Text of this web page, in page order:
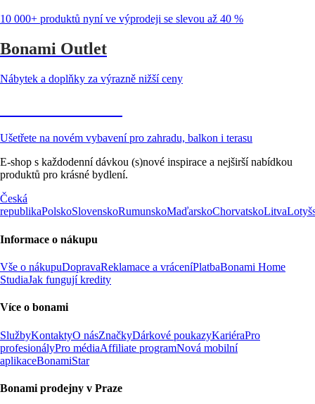
10 000+ produktů nyní ve výprodeji se slevou až 40 %
Bonami Outlet
Nábytek a doplňky za výrazně nižší ceny
Ušetřete na novém vybavení pro zahradu, balkon i terasu
E-shop s každodenní dávkou (s)nové inspirace a nejširší nabídkou
produktů pro krásné bydlení.
Česká
republikaPolskoSlovenskoRumunskoMaďarskoChorvatskoLitva
Informace o nákupu
Vše o nákupuDopravaReklamace a vráceníPlatbaBonami Home
StudiaJak fungují kredity
Více o bonami
SlužbyKontaktyO násZnačkyDárkové poukazyKariéraPro
profesionályPro médiaAffiliate programNová mobilní
aplikaceBonamiStar
Bonami prodejny v Praze